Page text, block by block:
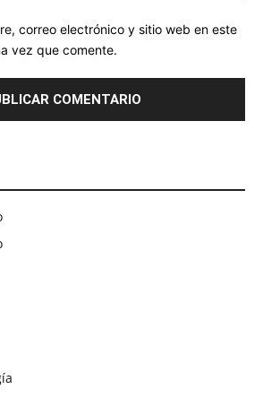
correo electrónico y sitio web en este
vez que comente.